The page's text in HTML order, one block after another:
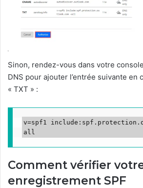
Sinon, rendez-vous dans votre
DNS pour ajouter l’entrée suivante en
« TXT » :
v=spf1
all
Comment vérifier
enregistrement SPF